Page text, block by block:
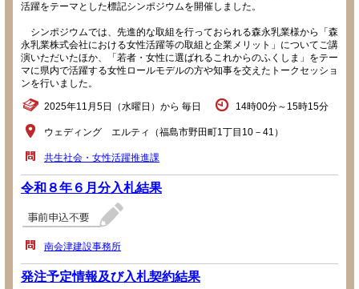
活躍をテーマとした標記シンポジウムを開催しました。
シンポジウムでは、先進的な取組を行っておられる森永乳業様から「森
永乳業株式会社における女性活躍等の取組と企業メリット」についてご講
演いただいたほか、「若者・女性に選ばれるこれからのふくしま」をテー
マに県内で活躍する女性ロールモデルの方や知事を交えたトークセッショ
ンを行いました。
2025年11月5日（水曜日）から 毎日 14時00分～15時15分
ウェディング エルティ（福島市野田町1丁目10－41）
共生社会・女性活躍推進課
令和８年６月分入札結果
南会津建設事務所
発注予定情報及び入札契約結果